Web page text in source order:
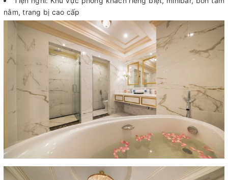
nằm, trang bị cao cấp